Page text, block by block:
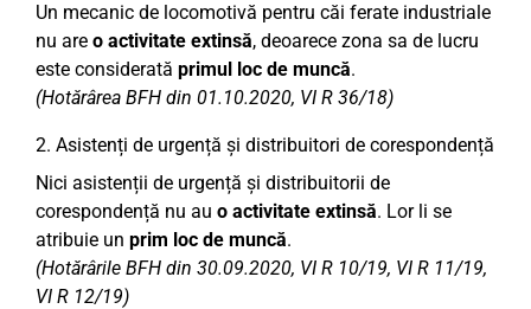
Un mecanic de locomotivă pentru căi ferate industriale
nu are o activitate extinsă, deoarece zona sa de lucru
este considerată primul loc de muncă.
(Hotărârea BFH din 01.10.2020, VI R 36/18)
2. Asistenți de urgență și distribuitori de corespondență
Nici asistenții de urgență și distribuitorii de
corespondență nu au o activitate extinsă. Lor li se
atribuie un prim loc de muncă.
(Hotărârile BFH din 30.09.2020, VI R 10/19, VI R 11/19,
VI R 12/19)